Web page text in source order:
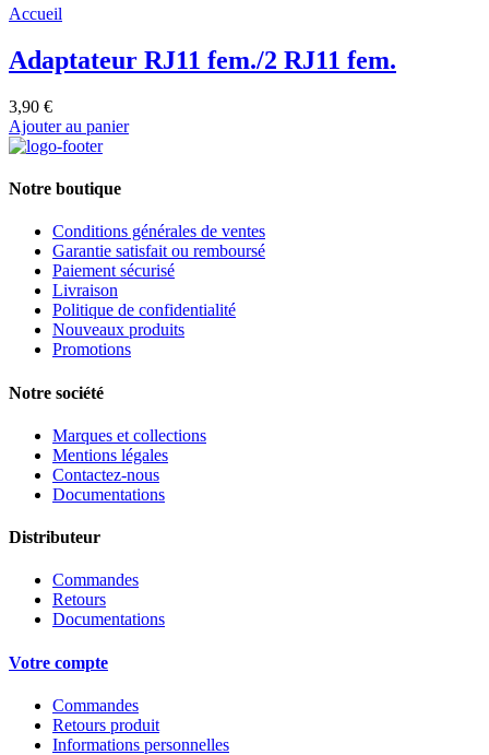
Accueil
Adaptateur RJ11 fem./2 RJ11 fem.
3,90 €
Ajouter au panier
Notre boutique
Conditions générales de ventes
Garantie satisfait ou remboursé
Paiement sécurisé
Livraison
Politique de confidentialité
Nouveaux produits
Promotions
Notre société
Marques et collections
Mentions légales
Contactez-nous
Documentations
Distributeur
Commandes
Retours
Documentations
Votre compte
Commandes
Retours produit
Informations personnelles